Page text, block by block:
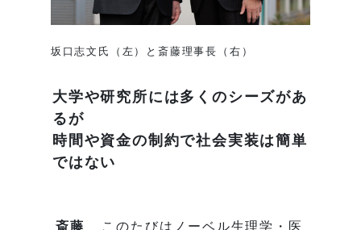
坂口志文氏（左）と斎藤理事長（右）
大学や研究所には多くのシーズがあ
るが
時間や資金の制約で社会実装は簡単
ではない
斎藤
このたびはノーベル生理学・医